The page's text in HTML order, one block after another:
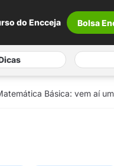
do Encceja Bolsa
Básica: vem aí